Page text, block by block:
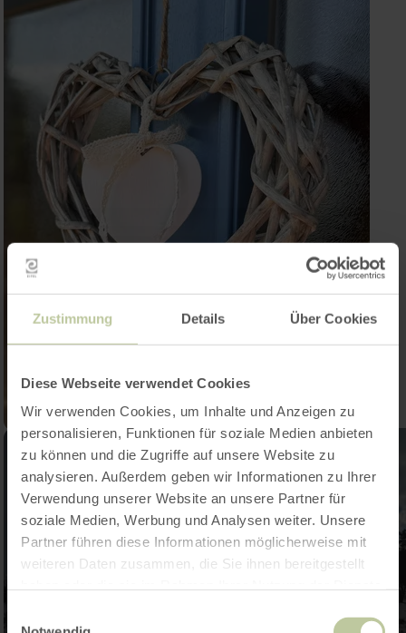
Zustimmung Details Über Cookies
Diese Webseite verwendet Cookies
Wir verwenden Cookies, um Inhalte und Anzeigen zu
personalisieren, Funktionen für soziale Medien anbieten
zu können und die Zugriffe auf unsere Website zu
analysieren. Außerdem geben wir Informationen zu Ihrer
Verwendung unserer Website an unsere Partner für
soziale Medien, Werbung und Analysen weiter. Unsere
Partner führen diese Informationen möglicherweise mit
weiteren Daten zusammen, die Sie ihnen bereitgestellt